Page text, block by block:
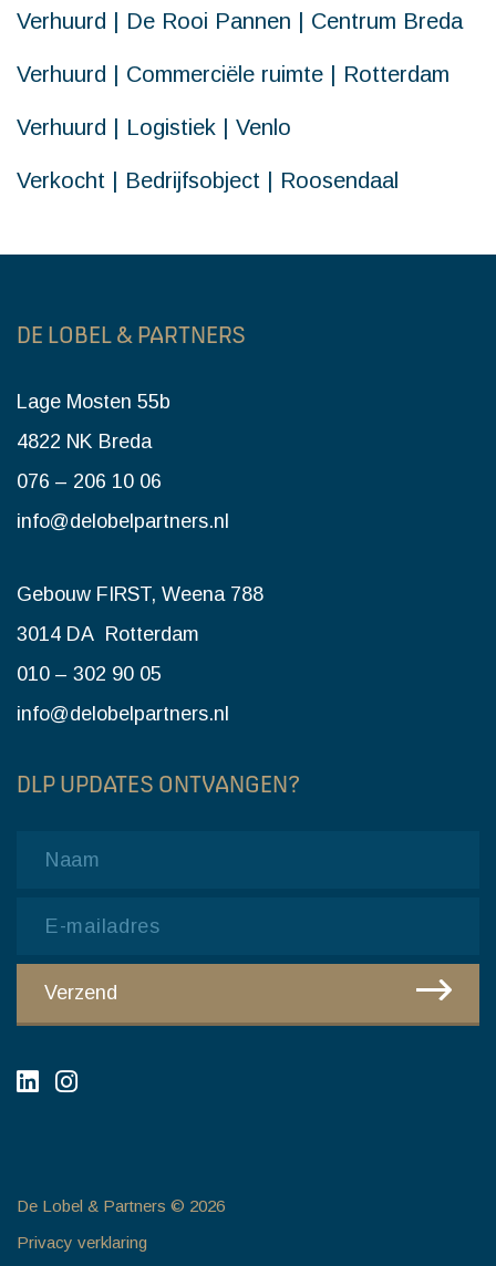
Verhuurd | De Rooi Pannen | Centrum Breda
Verhuurd | Commerciële ruimte | Rotterdam
Verhuurd | Logistiek | Venlo
Verkocht | Bedrijfsobject | Roosendaal
DE LOBEL & PARTNERS
Lage Mosten 55b
4822 NK Breda
076 – 206 10 06
info@delobelpartners.nl
Gebouw FIRST, Weena 788
3014 DA Rotterdam
010 – 302 90 05
info@delobelpartners.nl
DLP UPDATES ONTVANGEN?
Verzend
De Lobel & Partners © 2026
Privacy verklaring